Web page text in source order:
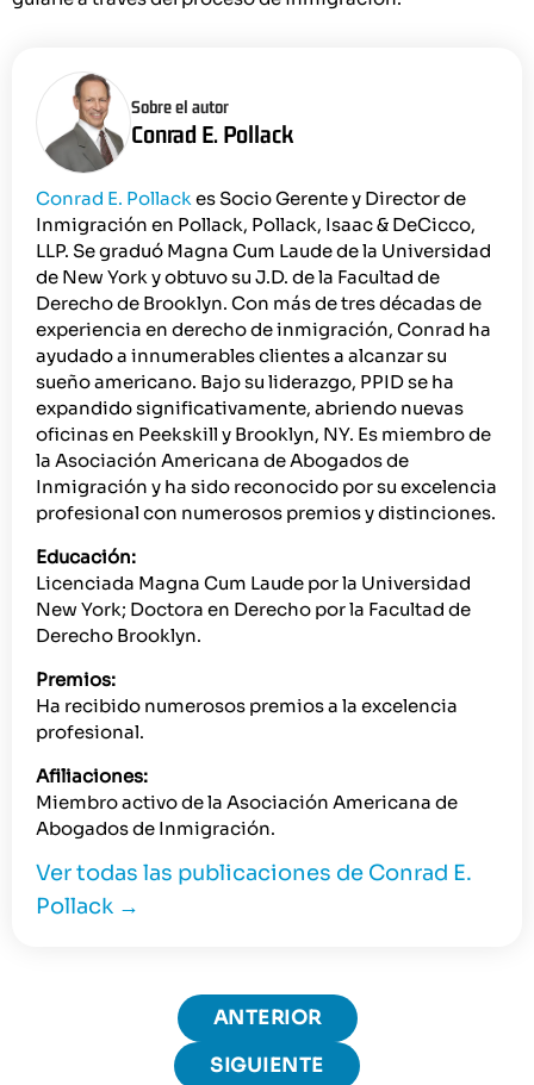
Sobre el autor
Conrad E. Pollack
Conrad E. Pollack es Socio Gerente y Director de
Inmigración en Pollack, Pollack, Isaac & DeCicco,
LLP. Se graduó Magna Cum Laude de la Universidad
de New York y obtuvo su J.D. de la Facultad de
Derecho de Brooklyn. Con más de tres décadas de
experiencia en derecho de inmigración, Conrad ha
ayudado a innumerables clientes a alcanzar su
sueño americano. Bajo su liderazgo, PPID se ha
expandido significativamente, abriendo nuevas
oficinas en Peekskill y Brooklyn, NY. Es miembro de
la Asociación Americana de Abogados de
Inmigración y ha sido reconocido por su excelencia
profesional con numerosos premios y distinciones.
Educación:
Licenciada Magna Cum Laude por la Universidad
New York; Doctora en Derecho por la Facultad de
Derecho Brooklyn.
Premios:
Ha recibido numerosos premios a la excelencia
profesional.
Afiliaciones:
Miembro activo de la Asociación Americana de
Abogados de Inmigración.
Ver todas las publicaciones de Conrad E.
Pollack →
ANTERIOR
SIGUIENTE